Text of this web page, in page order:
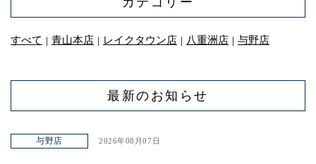
すべて ｜ 青山本店 ｜ レイクタウン店 ｜ 八重洲店 ｜ 与野店
最新のお知らせ
与野店 2026年08月07日